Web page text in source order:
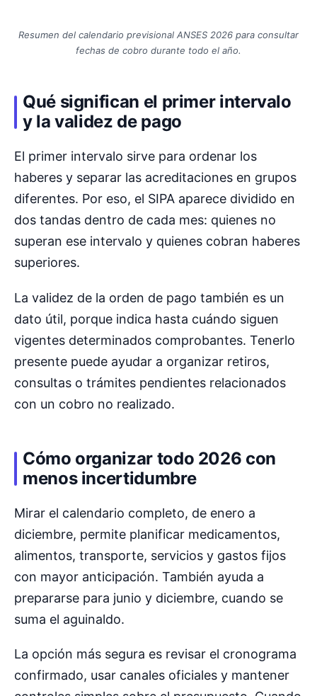
Resumen del calendario previsional ANSES 2026 para consultar
fechas de cobro durante todo el año.
Qué significan el primer intervalo
y la validez de pago
El primer intervalo sirve para ordenar los
haberes y separar las acreditaciones en grupos
diferentes. Por eso, el SIPA aparece dividido en
dos tandas dentro de cada mes: quienes no
superan ese intervalo y quienes cobran haberes
superiores.
La validez de la orden de pago también es un
dato útil, porque indica hasta cuándo siguen
vigentes determinados comprobantes. Tenerlo
presente puede ayudar a organizar retiros,
consultas o trámites pendientes relacionados
con un cobro no realizado.
Cómo organizar todo 2026 con
menos incertidumbre
Mirar el calendario completo, de enero a
diciembre, permite planificar medicamentos,
alimentos, transporte, servicios y gastos fijos
con mayor anticipación. También ayuda a
prepararse para junio y diciembre, cuando se
suma el aguinaldo.
La opción más segura es revisar el cronograma
confirmado, usar canales oficiales y mantener